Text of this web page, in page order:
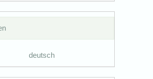
deutsch